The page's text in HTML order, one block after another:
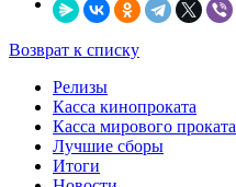
Возврат к списку
Релизы
Касса кинопроката
Касса мирового проката
Лучшие сборы
Итоги